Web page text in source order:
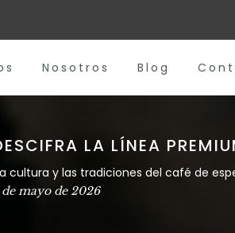
Nosotros Blog
LA LÍNEA
cultura y las tradiciones del café de
de mayo de 2026